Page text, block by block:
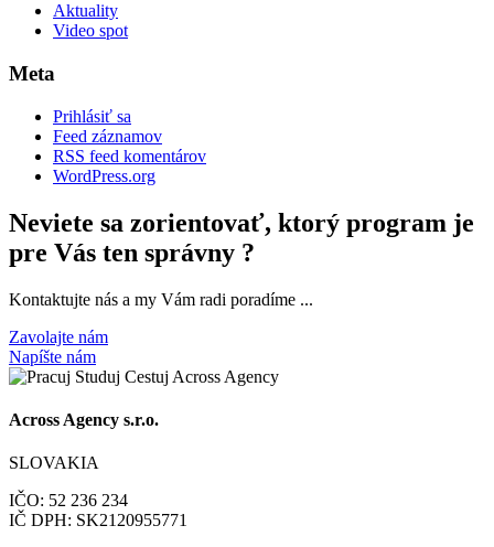
Aktuality
Video spot
Meta
Prihlásiť sa
Feed záznamov
RSS feed komentárov
WordPress.org
Neviete sa zorientovať, ktorý program je
pre Vás ten správny ?
Kontaktujte nás a my Vám radi poradíme ...
Zavolajte nám
Napíšte nám
Across Agency s.r.o.
SLOVAKIA
IČO: 52 236 234
IČ DPH: SK2120955771